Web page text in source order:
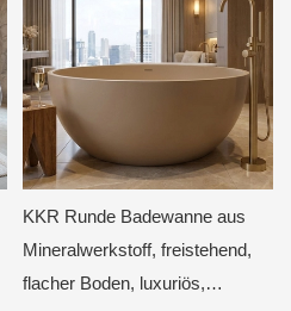
KKR Runde Badewanne aus
Mineralwerkstoff, freistehend,
flacher Boden, luxuriös,